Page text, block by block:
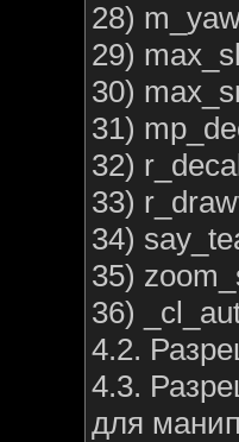
28)
29)
30)
31)
32)
33)
34)
35)
36)
4.2.
4.3.
для